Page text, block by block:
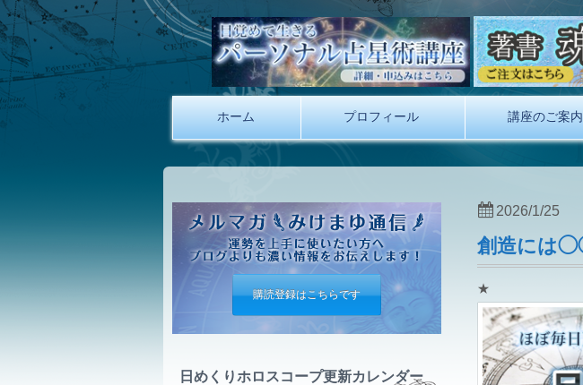
ホーム プロフィール 講座のご案内
創造には
★
2026/1/25
購読登録はこちらです
日めくりホロスコープ更新カレンダー